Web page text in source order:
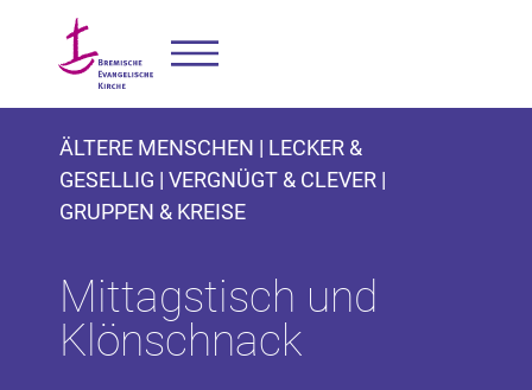
ÄLTERE MENSCHEN | LECKER &
GESELLIG | VERGNÜGT & CLEVER |
GRUPPEN & KREISE
Mittagstisch und
Klönschnack